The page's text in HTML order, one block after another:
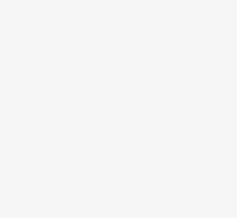
鲁斯（Aeschylu